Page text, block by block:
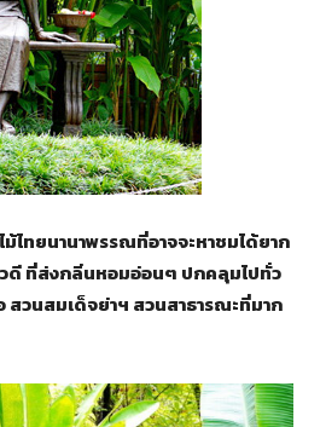
ไทยนานาพรรณที่อาจจะหาชมได้ยาก
ดี ที่ส่งกลิ่นหอมอ่อนๆ ปกคลุมไปทั่ว
สวนสมเด็จย่าฯ สวนสาธารณะที่มาก